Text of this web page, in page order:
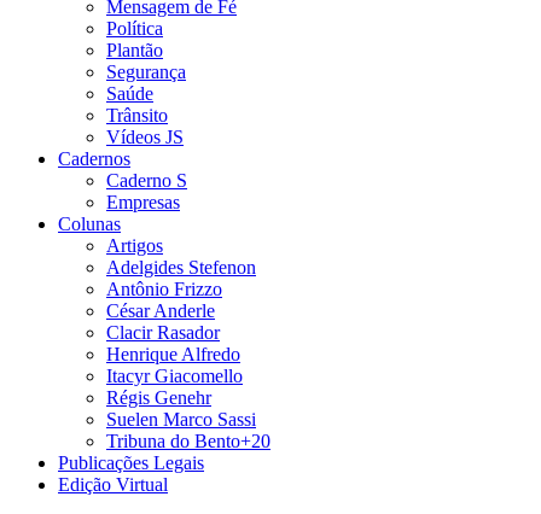
Mensagem de Fé
Política
Plantão
Segurança
Saúde
Trânsito
Vídeos JS
Cadernos
Caderno S
Empresas
Colunas
Artigos
Adelgides Stefenon
Antônio Frizzo
César Anderle
Clacir Rasador
Henrique Alfredo
Itacyr Giacomello
Régis Genehr
Suelen Marco Sassi
Tribuna do Bento+20
Publicações Legais
Edição Virtual